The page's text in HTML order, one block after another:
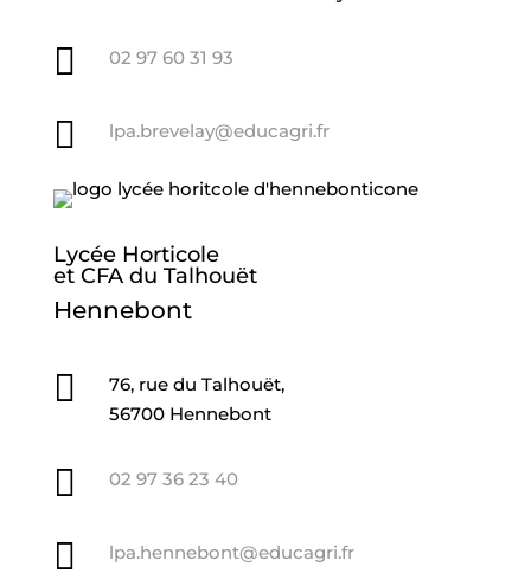
 02 97 60 31 93
 lpa.brevelay@educagri.fr
Lycée Horticole
et CFA du Talhouët
Hennebont

76, rue du Talhouët,
56700 Hennebont
 02 97 36 23 40
 lpa.hennebont@educagri.fr